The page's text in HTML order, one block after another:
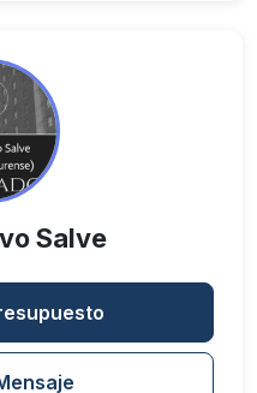
Salve